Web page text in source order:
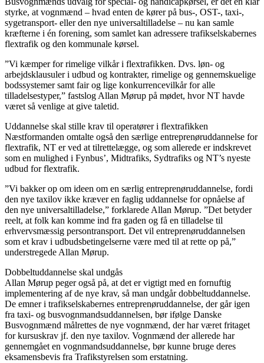
styrke, at vognmænd – hvad enten de kører på bus-, OST-, taxi-,
sygetransport- eller den nye universaltilladelse – nu kan samle
kræfterne i én forening, som samlet kan adressere trafikselskabernes
flextrafik og den kommunale kørsel.
”Vi kæmper for rimelige vilkår i flextrafikken. Dvs. løn- og
arbejdsklausuler i udbud og kontrakter, rimelige og gennemskuelige
bodssystemer samt fair og lige konkurrencevilkår for alle
tilladelsestyper,” fastslog Allan Mørup på mødet, hvor NT havde
været så venlige at give taletid.
Uddannelse skal stille krav til operatører i flextrafikken
Næstformanden omtalte også den særlige entreprenøruddannelse for
flextrafik, NT er ved at tilrettelægge, og som allerede er indskrevet
som en mulighed i Fynbus’, Midtrafiks, Sydtrafiks og NT’s nyeste
udbud for flextrafik.
”Vi bakker op om ideen om en særlig entreprenøruddannelse, fordi
den nye taxilov ikke kræver en faglig uddannelse for opnåelse af
den nye universaltilladelse,” forklarede Allan Mørup. ”Det betyder
reelt, at folk kan komme ind fra gaden og få en tilladelse til
erhvervsmæssig persontransport. Det vil entreprenøruddannelsen
som et krav i udbudsbetingelserne være med til at rette op på,”
understregede Allan Mørup.
Dobbeltuddannelse skal undgås
Allan Mørup peger også på, at det er vigtigt med en fornuftig
implementering af de nye krav, så man undgår dobbeltuddannelse.
De emner i trafikselskabernes entreprenøruddannelse, der går igen
fra taxi- og busvognmandsuddannelsen, bør ifølge Danske
Busvognmænd målrettes de nye vognmænd, der har været fritaget
for kursuskrav jf. den nye taxilov. Vognmænd der allerede har
gennemgået en vognmandsuddannelse, bør kunne bruge deres
eksamensbevis fra Trafikstyrelsen som erstatning.